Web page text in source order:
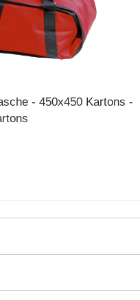
- 450x450 Kartons -